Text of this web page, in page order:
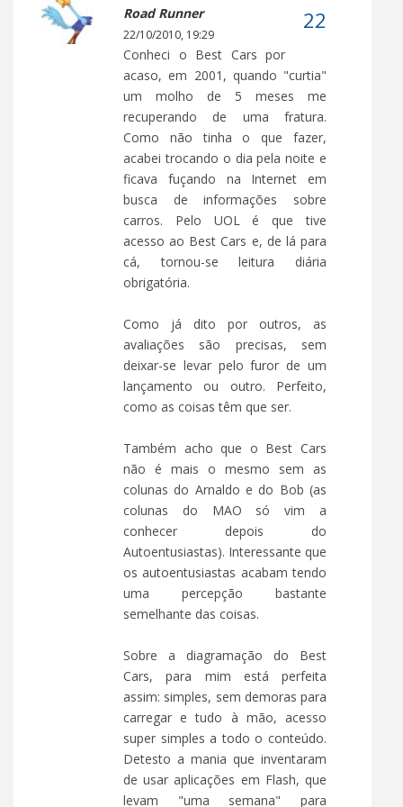
Road Runner
22/10/2010, 19:29
Conheci o Best Cars por
acaso, em 2001, quando "curtia"
um molho de 5 meses me
recuperando de uma fratura.
Como não tinha o que fazer,
acabei trocando o dia pela noite e
ficava fuçando na Internet em
busca de informações sobre
carros. Pelo UOL é que tive
acesso ao Best Cars e, de lá para
cá, tornou-se leitura diária
obrigatória.
Como já dito por outros, as
avaliações são precisas, sem
deixar-se levar pelo furor de um
lançamento ou outro. Perfeito,
como as coisas têm que ser.
Também acho que o Best Cars
não é mais o mesmo sem as
colunas do Arnaldo e do Bob (as
colunas do MAO só vim a
conhecer depois do
Autoentusiastas). Interessante que
os autoentusiastas acabam tendo
uma percepção bastante
semelhante das coisas.
Sobre a diagramação do Best
Cars, para mim está perfeita
assim: simples, sem demoras para
carregar e tudo à mão, acesso
super simples a todo o conteúdo.
Detesto a mania que inventaram
de usar aplicações em Flash, que
levam "uma semana" para